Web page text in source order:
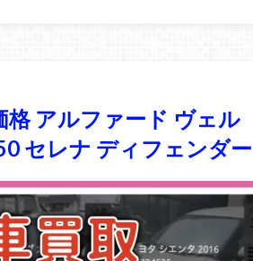
格 アルファード ヴェル
セレナ ディフェンダー